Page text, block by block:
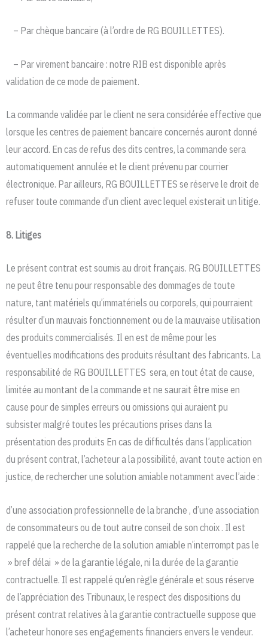
– Par chèque bancaire (à l’ordre de RG BOUILLETTES).
– Par virement bancaire : notre RIB est disponible après
validation de ce mode de paiement.
La commande validée par le client ne sera considérée effective que
lorsque les centres de paiement bancaire concernés auront donné
leur accord. En cas de refus des dits centres, la commande sera
automatiquement annulée et le client prévenu par courrier
électronique. Par ailleurs, RG BOUILLETTES se réserve le droit de
refuser toute commande d’un client avec lequel existerait un litige.
8. Litiges
Le présent contrat est soumis au droit français. RG BOUILLETTES
ne peut être tenu pour responsable des dommages de toute
nature, tant matériels qu’immatériels ou corporels, qui pourraient
résulter d’un mauvais fonctionnement ou de la mauvaise utilisation
des produits commercialisés. Il en est de même pour les
éventuelles modifications des produits résultant des fabricants. La
responsabilité de RG BOUILLETTES sera, en tout état de cause,
limitée au montant de la commande et ne saurait être mise en
cause pour de simples erreurs ou omissions qui auraient pu
subsister malgré toutes les précautions prises dans la
présentation des produits En cas de difficultés dans l’application
du présent contrat, l’acheteur a la possibilité, avant toute action en
justice, de rechercher une solution amiable notamment avec l’aide :
d’une association professionnelle de la branche , d’une association
de consommateurs ou de tout autre conseil de son choix . Il est
rappelé que la recherche de la solution amiable n’interrompt pas le
» bref délai » de la garantie légale, ni la durée de la garantie
contractuelle. Il est rappelé qu’en règle générale et sous réserve
de l’appréciation des Tribunaux, le respect des dispositions du
présent contrat relatives à la garantie contractuelle suppose que
l’acheteur honore ses engagements financiers envers le vendeur.